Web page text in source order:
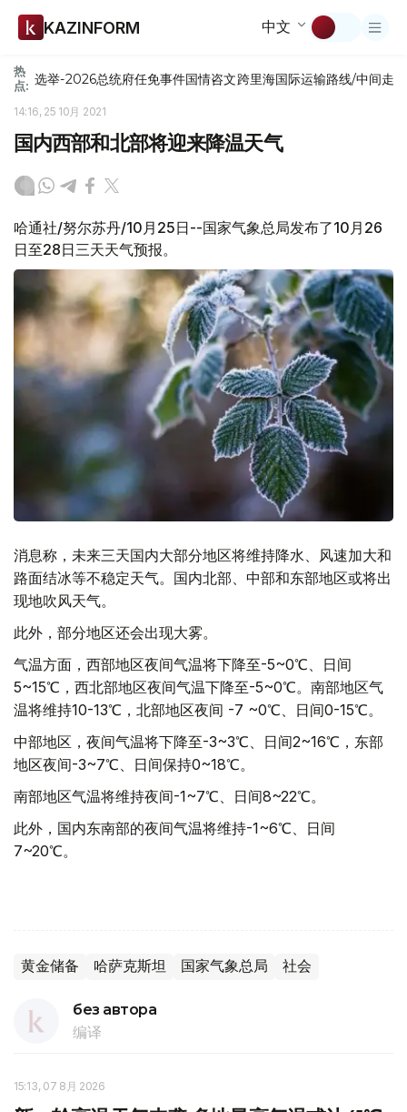
KAZINFORM 中文
热
点: 选举-2026总统府任免事件国情咨文跨里海国际运输路线/中间走廊
14:16, 25 10月 2021
国内西部和北部将迎来降温天气
哈通社/努尔苏丹/10月25日--国家气象总局发布了10月26
日至28日三天天气预报。
消息称，未来三天国内大部分地区将维持降水、风速加大和
路面结冰等不稳定天气。国内北部、中部和东部地区或将出
现地吹风天气。
此外，部分地区还会出现大雾。
气温方面，西部地区夜间气温将下降至-5~0℃、日间
5~15℃，西北部地区夜间气温下降至-5~0℃。南部地区气
温将维持10-13℃，北部地区夜间 -7 ~0℃、日间0-15℃。
中部地区，夜间气温将下降至-3~3℃、日间2~16℃，东部
地区夜间-3~7℃、日间保持0~18℃。
南部地区气温将维持夜间-1~7℃、日间8~22℃。
此外，国内东南部的夜间气温将维持-1~6℃、日间
7~20℃。
黄金储备 哈萨克斯坦 国家气象总局 社会
без автора
编译
15:13, 07 8月 2026